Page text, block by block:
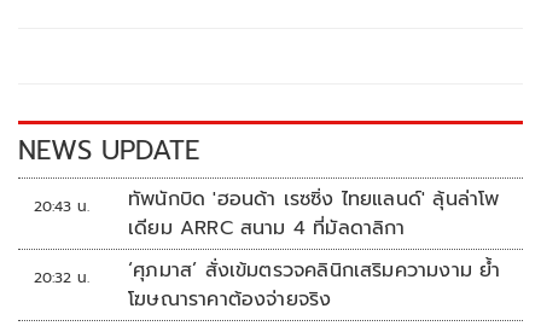
k k
NEWS UPDATE
20:43 น.
ทัพนักบิด 'ฮอนด้า เรซซิ่ง ไทยแลนด์' ลุ้นล่าโพ
เดียม ARRC สนาม 4 ที่มัลดาลิกา
20:32 น.
‘ศุภมาส’ สั่งเข้มตรวจคลินิกเสริมความงาม ย้ำ
โฆษณาราคาต้องจ่ายจริง